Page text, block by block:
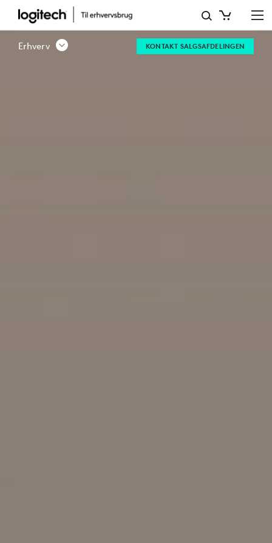
MOBILE
B2B-
Erhverv KONTAKT SALGSAFDELINGEN